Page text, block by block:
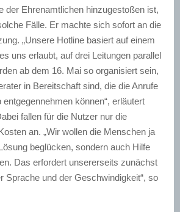
der Ehrenamtlichen hinzugestoßen ist,
Fälle. Er machte sich sofort an die
„Unsere Hotline basiert auf einem
uns erlaubt, auf drei Leitungen parallel
ab dem 16. Mai so organisiert sein,
in Bereitschaft sind, die die Anrufe
entgegennehmen können“, erläutert
fallen für die Nutzer nur die
an. „Wir wollen die Menschen ja
beglücken, sondern auch Hilfe
Das erfordert unsererseits zunächst
Sprache und der Geschwindigkeit“, so